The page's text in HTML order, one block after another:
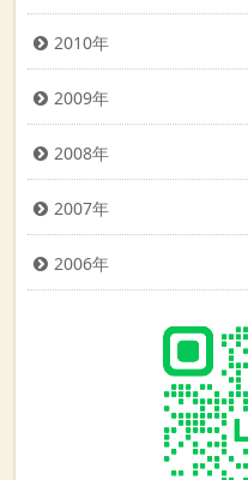
2010年
2009年
2008年
2007年
2006年